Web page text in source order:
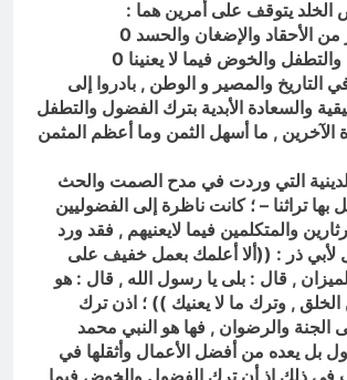
الخلد يتوقف على أمرين هما :
التاريخ والمصير و الوطن , بادروا إلى
والسعادة الأبدية بترك الفضول والتطفل
الآخرين , ما أسهل الثمن وما أعظم المثمن
التي وردت في مدح الصمت والحث
بها تراثنا – ؛ كانت ناظرة إلى الفضوليين
والمتكلمين فيما لايعنيهم , فقد ورد
لأبي ذر : ((ألا أعلمك بعمل خفيف على
, قال : بلى يا رسول الله , قال : هو
, وترك ما لا يعنيك )) ؛ اذن ترك
الجنة والرضوان , فها هو النبي محمد
بل يعده من أفضل الأعمال وأثقلها في